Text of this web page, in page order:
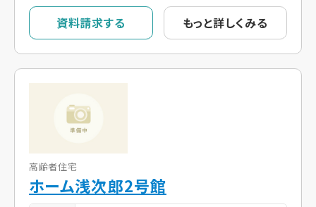
資料請求する もっと詳しくみる
高齢者住宅
ホーム浅次郎2号館